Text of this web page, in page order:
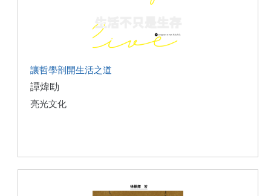
讓哲學剖開生活之道
譚煒劻
亮光文化